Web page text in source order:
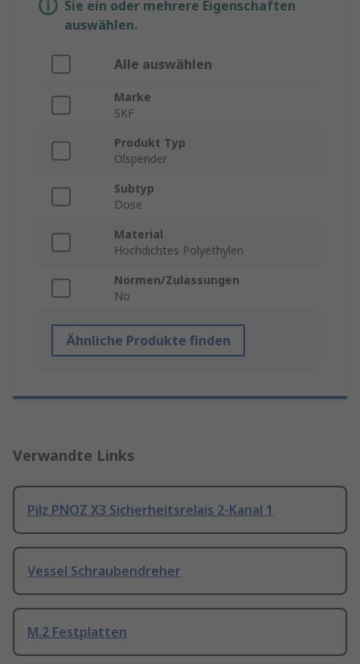
Sie ein oder mehrere Eigenschaften
auswählen.
Alle auswählen
Marke
SKF
Produkt Typ
Ölspender
Subtyp
Dose
Material
Hochdichtes Polyethylen
Normen/Zulassungen
No
Ähnliche Produkte finden
Verwandte Links
Pilz PNOZ X3 Sicherheitsrelais 2-Kanal 1
Vessel Schraubendreher
M.2 Festplatten